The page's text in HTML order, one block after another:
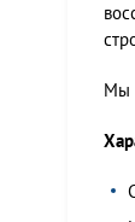
Мы